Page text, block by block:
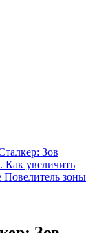
Зов
увеличить
Повелитель зоны